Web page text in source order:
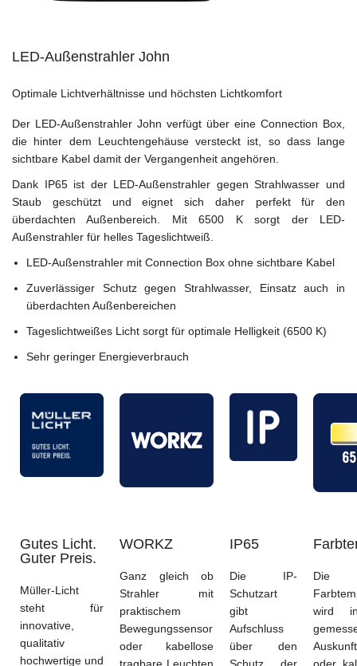
LED-Außenstrahler John
Optimale Lichtverhältnisse und höchsten Lichtkomfort
Der LED-Außenstrahler John verfügt über eine Connection Box,
die hinter dem Leuchtengehäuse versteckt ist, so dass lange
sichtbare Kabel damit der Vergangenheit angehören.
Dank IP65 ist der LED-Außenstrahler gegen Strahlwasser und
Staub geschützt und eignet sich daher perfekt für den
überdachten Außenbereich. Mit 6500 K sorgt der LED-
Außenstrahler für helles Tageslichtweiß.
LED-Außenstrahler mit Connection Box ohne sichtbare Kabel
Zuverlässiger Schutz gegen Strahlwasser, Einsatz auch in
überdachten Außenbereichen
Tageslichtweißes Licht sorgt für optimale Helligkeit (6500 K)
Sehr geringer Energieverbrauch
Gutes Licht.
Guter Preis.
Müller-Licht
steht für
innovative,
qualitativ
hochwertige und
WORKZ
Ganz gleich ob
Strahler mit
praktischem
Bewegungssensor
oder kabellose
IP65
Die IP-
Schutzart
gibt
Aufschluss
über den
Die
wird in